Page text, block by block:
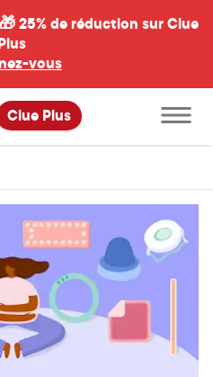
25% de réduction sur Clue
vous
Clue Plus
Ouvrir
le
menu